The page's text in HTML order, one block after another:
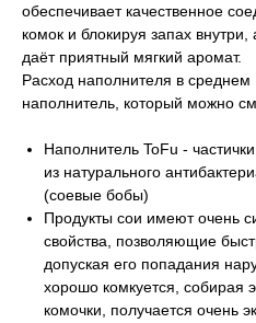
обеспечивает качественное
комок и блокируя запах внутри,
даёт приятный мягкий аромат.
Расход наполнителя в
наполнитель, который можно
Наполнитель ToFu -
из натурального
(соевые бобы)
Продукты сои имеют очень
свойства, позволяющие
допуская его попадания
хорошо комкуется, собирая
комочки, получается очень